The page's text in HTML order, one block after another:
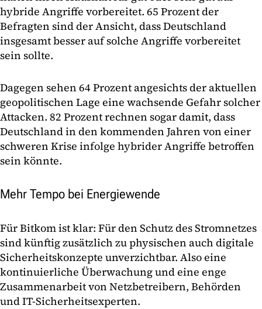
hybride Angriffe vorbereitet. 65 Prozent der
Befragten sind der Ansicht, dass Deutschland
insgesamt besser auf solche Angriffe vorbereitet
sein sollte.
Dagegen sehen 64 Prozent angesichts der aktuellen
geopolitischen Lage eine wachsende Gefahr solcher
Attacken. 82 Prozent rechnen sogar damit, dass
Deutschland in den kommenden Jahren von einer
schweren Krise infolge hybrider Angriffe betroffen
sein könnte.
Mehr Tempo bei Energiewende
Für Bitkom ist klar: Für den Schutz des Stromnetzes
sind künftig zusätzlich zu physischen auch digitale
Sicherheitskonzepte unverzichtbar. Also eine
kontinuierliche Überwachung und eine enge
Zusammenarbeit von Netzbetreibern, Behörden
und IT-Sicherheitsexperten.